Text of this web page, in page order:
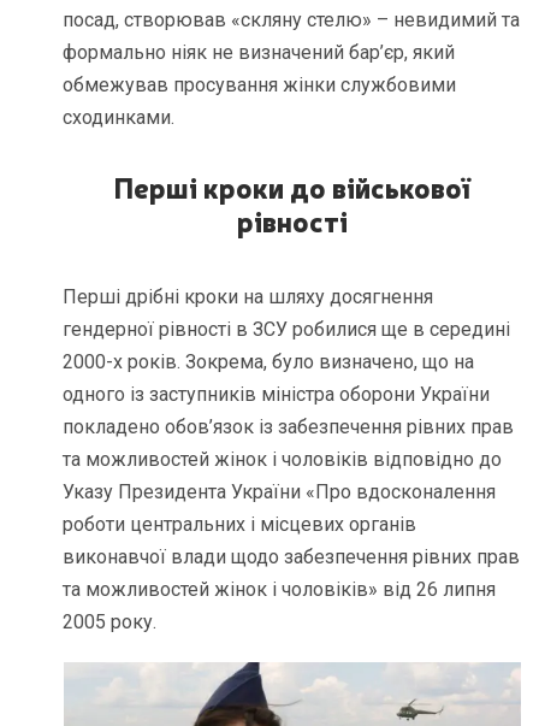
посад, створював «скляну стелю» – невидимий та
формально ніяк не визначений бар’єр, який
обмежував просування жінки службовими
сходинками.
Перші кроки до військової
рівності
Перші дрібні кроки на шляху досягнення
гендерної рівності в ЗСУ робилися ще в середині
2000-х років. Зокрема, було визначено, що на
одного із заступників міністра оборони України
покладено обов’язок із забезпечення рівних прав
та можливостей жінок і чоловіків відповідно до
Указу Президента України «Про вдосконалення
роботи центральних і місцевих органів
виконавчої влади щодо забезпечення рівних прав
та можливостей жінок і чоловіків» від 26 липня
2005 року.